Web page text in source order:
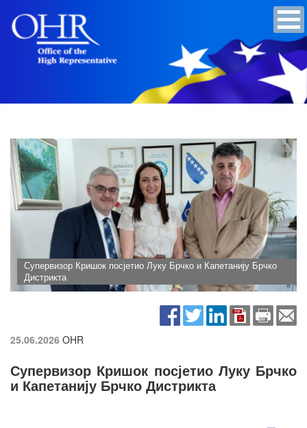
Супервизор Кришок посјетио Луку Брчко и Капетанију Брчко
Дистрикта
25.06.2026 OHR
Супервизор Кришок посјетио Луку Брчко
и Капетанију Брчко Дистрикта